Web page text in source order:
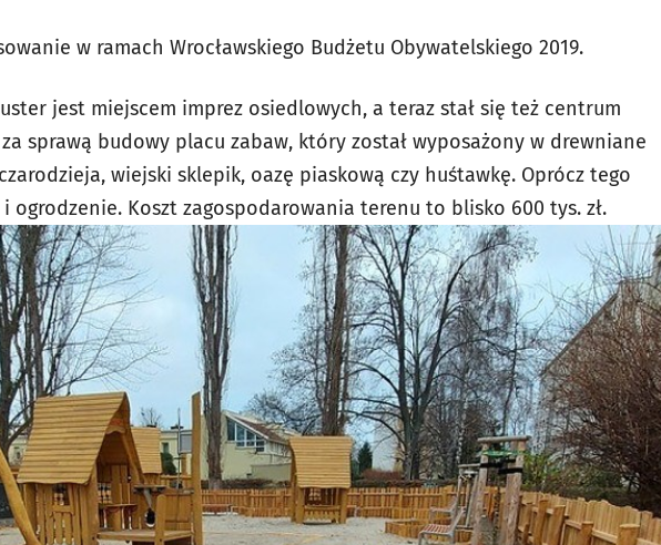
w ramach Wrocławskiego Budżetu Obywatelskiego 2019.
jest miejscem imprez osiedlowych, a teraz stał się też centrum
sprawą budowy placu zabaw, który został wyposażony w drewniane
wiejski sklepik, oazę piaskową czy huśtawkę. Oprócz tego
i ogrodzenie. Koszt zagospodarowania terenu to blisko 600 tys. zł.